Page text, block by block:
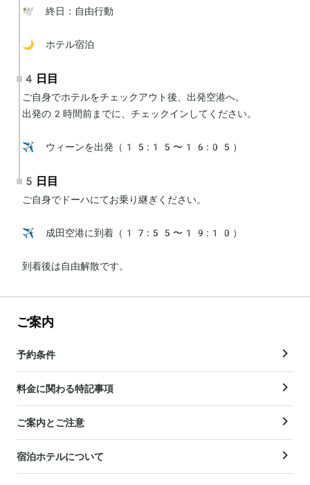
🕊 終日：自由行動
🌙 ホテル宿泊
4日目
ご自身でホテルをチェックアウト後、出発空港へ。
出発の2時間前までに、チェックインしてください。
✈️ ウィーンを出発（15:15〜16:05）
5日目
ご自身でドーハにてお乗り継ぎください。
✈️ 成田空港に到着（17:55〜19:10）
到着後は自由解散です。
ご案内
予約条件
料金に関わる特記事項
ご案内とご注意
宿泊ホテルについて